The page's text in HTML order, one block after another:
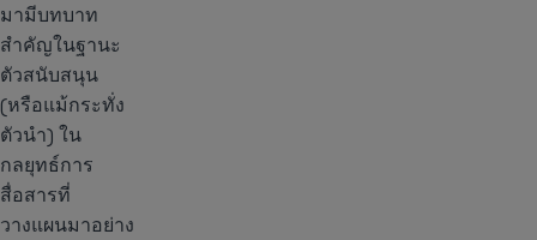
มามีบทบาท
สำคัญในฐานะ
ตัวสนับสนุน
(หรือแม้กระทั่ง
ตัวนำ) ใน
กลยุทธ์การ
สื่อสารที่
วางแผนมาอย่าง